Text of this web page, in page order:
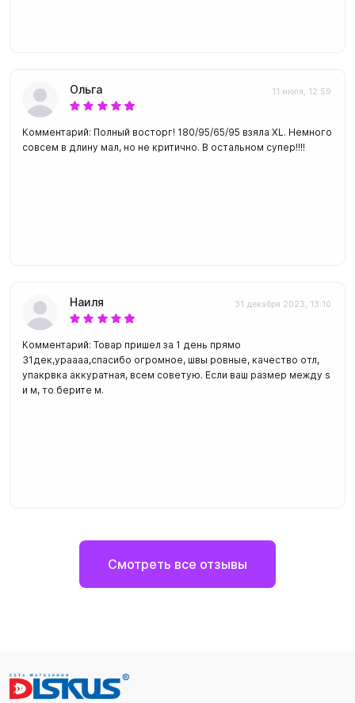
Ольга 11 июля, 12:59
Комментарий: Полный восторг! 180/95/65/95 взяла XL. Немного
совсем в длину мал, но не критично. В остальном супер!!!!
Наиля 31 декабря 2023, 13:10
Комментарий: Товар пришел за 1 день прямо
31дек,ураааа,спасибо огромное, швы ровные, качество отл,
упакрвка аккуратная, всем советую. Если ваш размер между s
и м, то берите м.
Смотреть все отзывы